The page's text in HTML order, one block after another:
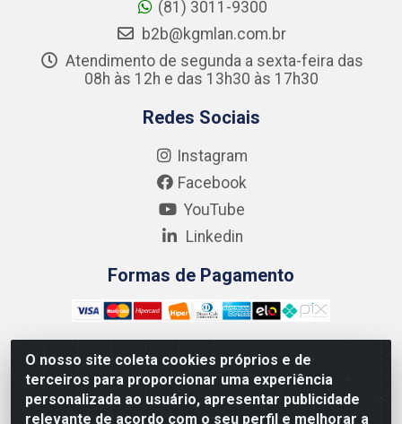
O nosso site coleta cookies próprios e de
terceiros para proporcionar uma experiência
personalizada ao usuário, apresentar publicidade
relevante de acordo com o seu perfil e melhorar a
(81) 3011-9300
b2b@kgmlan.com.br
Atendimento de segunda a sexta-feira das
08h às 12h e das 13h30 às 17h30
Redes Sociais
Instagram
Facebook
YouTube
Linkedin
Formas de Pagamento
Kgmlan Distribuidora LTDA - CNPJ 18.217.682/0001-54 -
Rua Pedro de Barros Cavalcante, 58 - Bultrins, Olinda/PE
- CEP 53320-110